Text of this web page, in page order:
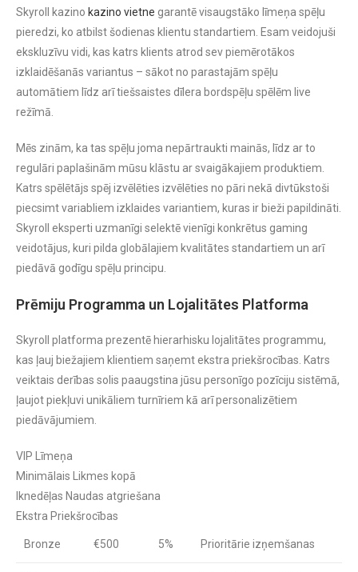
Skyroll kazino kazino vietne garantē visaugstāko līmeņa spēļu
pieredzi, ko atbilst šodienas klientu standartiem. Esam veidojuši
ekskluzīvu vidi, kas katrs klients atrod sev piemērotākos
izklaidēšanās variantus – sākot no parastajām spēļu
automātiem līdz arī tiešsaistes dīlera bordspēļu spēlēm live
režīmā.
Mēs zinām, ka tas spēļu joma nepārtraukti mainās, līdz ar to
regulāri paplašinām mūsu klāstu ar svaigākajiem produktiem.
Katrs spēlētājs spēj izvēlēties izvēlēties no pāri nekā divtūkstoši
piecsimt variabliem izklaides variantiem, kuras ir bieži papildināti.
Skyroll eksperti uzmanīgi selektē vienīgi konkrētus gaming
veidotājus, kuri pilda globālajiem kvalitātes standartiem un arī
piedāvā godīgu spēļu principu.
Prēmiju Programma un Lojalitātes Platforma
Skyroll platforma prezentē hierarhisku lojalitātes programmu,
kas ļauj biežajiem klientiem saņemt ekstra priekšrocības. Katrs
veiktais derības solis paaugstina jūsu personīgo pozīciju sistēmā,
ļaujot piekļuvi unikāliem turnīriem kā arī personalizētiem
piedāvājumiem.
VIP Līmeņa
Minimālais Likmes kopā
Iknedēļas Naudas atgriešana
Ekstra Priekšrocības
Bronze €500 5% Prioritārie izņemšanas